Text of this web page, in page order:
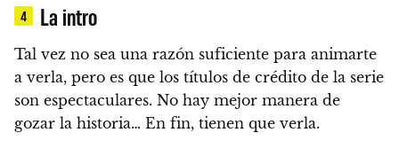
4 La intro
Tal vez no sea una razón suficiente para animarte
a verla, pero es que los títulos de crédito de la serie
son espectaculares. No hay mejor manera de
gozar la historia… En fin, tienen que verla.